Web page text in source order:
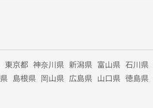
東京都 神奈川県 新潟県 富山県 石川県
島根県 岡山県 広島県 山口県 徳島県